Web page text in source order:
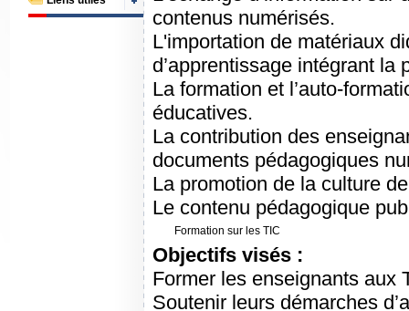
contenus numérisés.
L'importation de matériaux
d’apprentissage intégrant la
La formation et l’auto-
éducatives.
La contribution des
documents pédagogiques
La promotion de la culture
Le contenu pédagogique
Formation sur les TIC
Objectifs visés :
Former les enseignants aux
Soutenir leurs démarches